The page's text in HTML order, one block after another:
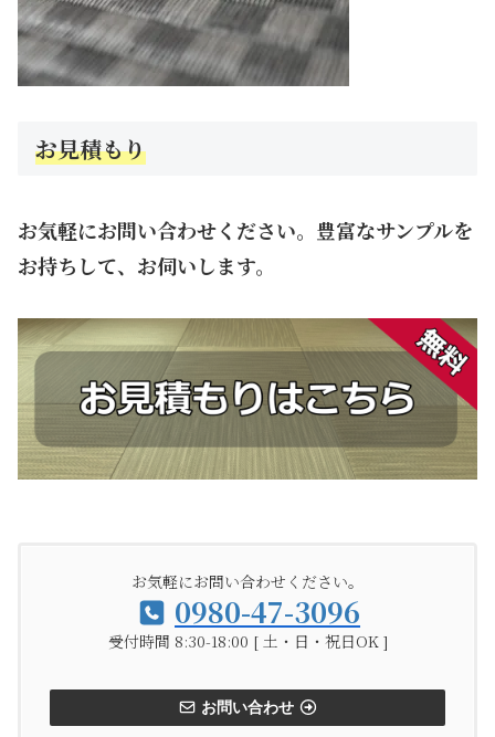
お見積もり
お気軽にお問い合わせください。豊富なサンプルを
お持ちして、お伺いします。
お気軽にお問い合わせください。
0980-47-3096
受付時間 8:30-18:00 [ 土・日・祝日OK ]
お問い合わせ